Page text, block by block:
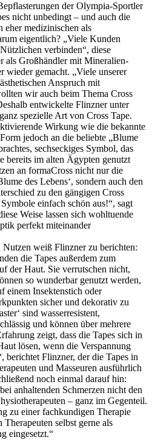
der Olympia-Sportler
nicht unbedingt – und auch die
eher medizinischen als
eigentlich? „Viele Kunden
verbinden“, diese
als Großhändler mit Mineralien-
wieder gemacht. „Viele unserer
Anspruch mit
wir auch beim Thema Cross
entwickelte Flinzner unter
spezielle Art von Cross Tape.
Wirkung wie die bekannte
jedoch an die beliebte „Blume
sechseckiges Symbol, das
bereits im alten Ägypten genutzt
an formaCross nicht nur die
des Lebens‘, sondern auch den
zu den gängigen Cross
einfach schön aus!“, sagt
Weise lassen sich wohltuende
perfekt miteinander
weiß Flinzner zu berichten:
die Tapes außerdem zum
der Haut. Sie verrutschen nicht,
so wunderbar genutzt werden,
einem Insektenstich oder
sicher und dekorativ zu
sind wasserresistent,
und können über mehrere
zeigt, dass die Tapes sich in
lösen, wenn die Verspannung
berichtet Flinzner, der die Tapes in
und Masseuren ausführlich
noch einmal darauf hin:
anhaltenden Schmerzen nicht den
– ganz im Gegenteil.
zu einer fachkundigen Therapie
selbst gerne als
eingesetzt.“